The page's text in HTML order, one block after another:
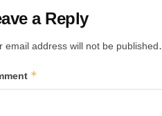
a Reply
email address will not be published.
*